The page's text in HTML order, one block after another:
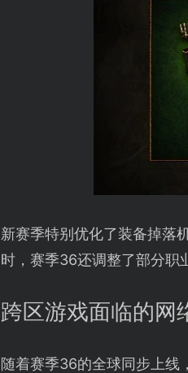
新赛季特别优化了装备掉落
时，赛季36还调整了部分职
跨区游戏面临的网
随着赛季36的全球同步上线